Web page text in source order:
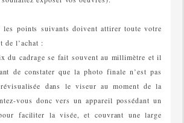
points suivants doivent attirer toute votre
de l’achat :
du cadrage se fait souvent au millimètre et il
de constater que la photo finale n’est pas
dans le viseur au moment de la
vous donc vers un appareil possédant un
faciliter la visée, et couvrant une large